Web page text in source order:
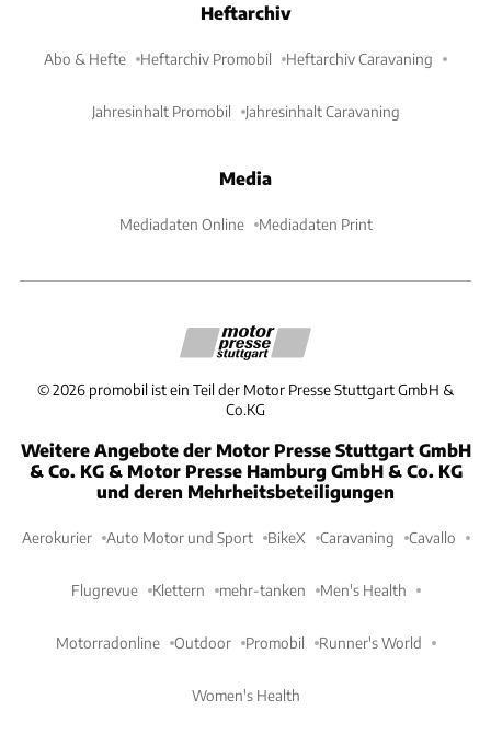
Heftarchiv
Abo & Hefte Heftarchiv Promobil Heftarchiv Caravaning
Jahresinhalt Promobil Jahresinhalt Caravaning
Media
Mediadaten Online Mediadaten Print
©2026 promobil ist ein Teil der Motor Presse Stuttgart GmbH &
Co.KG
Weitere Angebote der Motor Presse Stuttgart GmbH
& Co. KG & Motor Presse Hamburg GmbH & Co. KG
und deren Mehrheitsbeteiligungen
Aerokurier Auto Motor und Sport BikeX Caravaning Cavallo
Flugrevue Klettern mehr-tanken Men's Health
Motorradonline Outdoor Promobil Runner's World
Women's Health